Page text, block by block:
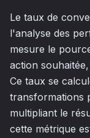
Le taux de
l'analyse des
mesure le
action
Ce taux se
transformations
multipliant le
cette métrique